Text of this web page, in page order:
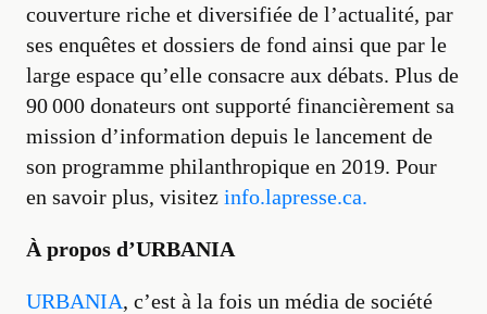
couverture riche et diversifiée de l’actualité, par
ses enquêtes et dossiers de fond ainsi que par le
large espace qu’elle consacre aux débats. Plus de
90 000 donateurs ont supporté financièrement sa
mission d’information depuis le lancement de
son programme philanthropique en 2019. Pour
en savoir plus, visitez info.lapresse.ca.
À propos d’URBANIA
URBANIA, c’est à la fois un média de société